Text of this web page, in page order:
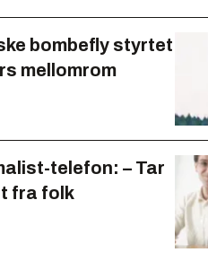
bombefly styrtet
mellomrom
telefon: – Tar
fra folk